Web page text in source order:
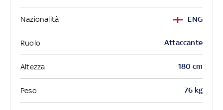
Nazionalità ENG
Ruolo Attaccante
Altezza 180 cm
Peso 76 kg